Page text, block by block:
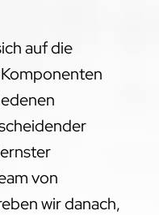
auf die
von
wir danach,